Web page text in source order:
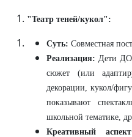
"Театр теней/кукол":
Суть: Совместная
Реализация: Дети ДО
сюжет (или
декорации, кукол/
показывают
школьной тематике,
Креативный